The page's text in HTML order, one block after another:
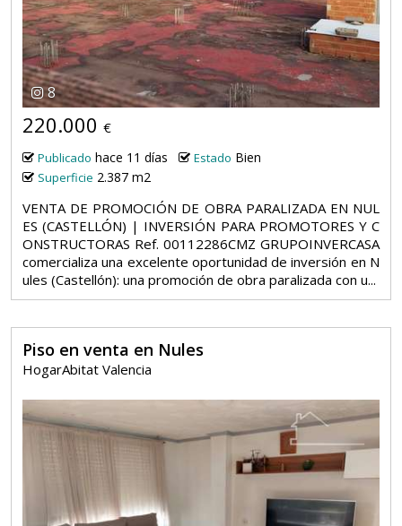
8
220.000 €
Publicado hace 11 días Estado Bien
Superficie 2.387 m2
VENTA DE PROMOCIÓN DE OBRA PARALIZADA EN NUL
ES (CASTELLÓN) | INVERSIÓN PARA PROMOTORES Y C
ONSTRUCTORAS Ref. 00112286CMZ GRUPOINVERCASA
comercializa una excelente oportunidad de inversión en N
ules (Castellón): una promoción de obra paralizada con u...
Piso en venta en Nules
HogarAbitat Valencia